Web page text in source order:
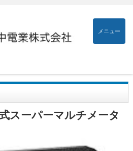
メニュー
スーパーマルチメータ